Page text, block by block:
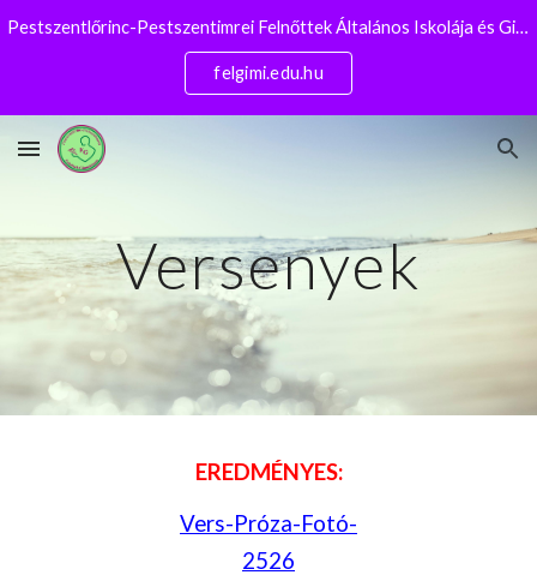
Skip to navigation
Pestszentlőrinc-Pestszentimrei Felnőttek Általános Iskolája és Gimnáziuma
felgimi.edu.hu
Versenyek
EREDMÉNYES:
Vers-Próza-Fotó-
2526